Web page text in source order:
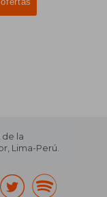
de la
Lima-Perú.